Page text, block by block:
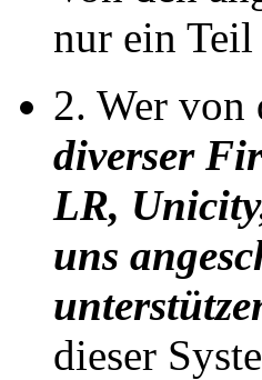
nur ein Teil
2. Wer von
diverser
LR,
uns
dieser